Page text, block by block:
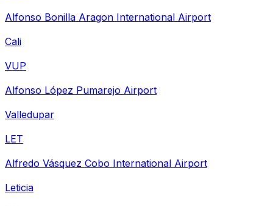
Alfonso Bonilla Aragon International Airport
Cali
VUP
Alfonso López Pumarejo Airport
Valledupar
LET
Alfredo Vásquez Cobo International Airport
Leticia